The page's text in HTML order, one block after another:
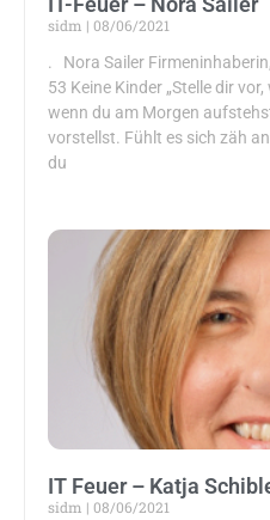
sidm
08/06/2021
. Nora Sailer
53 Keine Kinder „Stelle dir
wenn du am Morgen
vorstellst. Fühlt es sich zäh
du
IT Feuer – Katja
sidm
08/06/2021